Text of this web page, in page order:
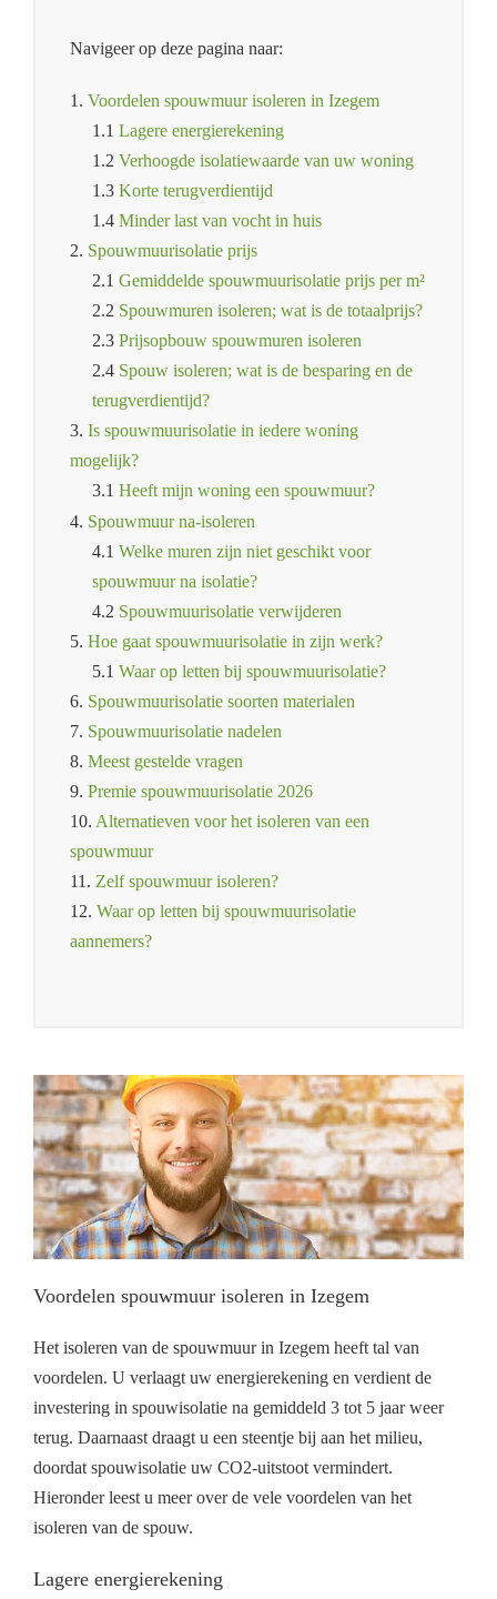
Navigeer op deze pagina naar:
1. Voordelen spouwmuur isoleren in Izegem
1.1 Lagere energierekening
1.2 Verhoogde isolatiewaarde van uw woning
1.3 Korte terugverdientijd
1.4 Minder last van vocht in huis
2. Spouwmuurisolatie prijs
2.1 Gemiddelde spouwmuurisolatie prijs per m²
2.2 Spouwmuren isoleren; wat is de totaalprijs?
2.3 Prijsopbouw spouwmuren isoleren
2.4 Spouw isoleren; wat is de besparing en de
terugverdientijd?
3. Is spouwmuurisolatie in iedere woning
mogelijk?
3.1 Heeft mijn woning een spouwmuur?
4. Spouwmuur na-isoleren
4.1 Welke muren zijn niet geschikt voor
spouwmuur na isolatie?
4.2 Spouwmuurisolatie verwijderen
5. Hoe gaat spouwmuurisolatie in zijn werk?
5.1 Waar op letten bij spouwmuurisolatie?
6. Spouwmuurisolatie soorten materialen
7. Spouwmuurisolatie nadelen
8. Meest gestelde vragen
9. Premie spouwmuurisolatie 2026
10. Alternatieven voor het isoleren van een
spouwmuur
11. Zelf spouwmuur isoleren?
12. Waar op letten bij spouwmuurisolatie
aannemers?
Voordelen spouwmuur isoleren in Izegem
Het isoleren van de spouwmuur in Izegem heeft tal van
voordelen. U verlaagt uw energierekening en verdient de
investering in spouwisolatie na gemiddeld 3 tot 5 jaar weer
terug. Daarnaast draagt u een steentje bij aan het milieu,
doordat spouwisolatie uw CO2-uitstoot vermindert.
Hieronder leest u meer over de vele voordelen van het
isoleren van de spouw.
Lagere energierekening